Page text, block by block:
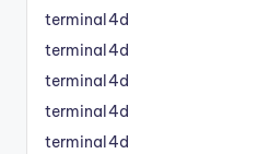
terminal4d
terminal4d
terminal4d
terminal4d
terminal4d